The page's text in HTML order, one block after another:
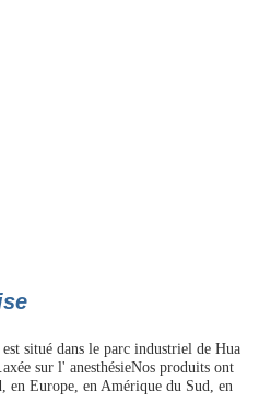
situé dans le parc industriel de Hua
sur l' anesthésieNos produits ont
en Europe, en Amérique du Sud, en